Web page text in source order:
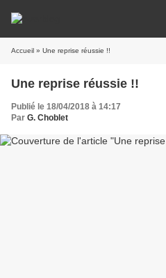
Accueil » Une reprise réussie !!
Une reprise réussie !!
Publié le 18/04/2018 à 14:17
Par G. Choblet